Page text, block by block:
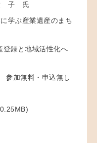
氏
産業遺産のまち
域活性化へ
料・申込無し